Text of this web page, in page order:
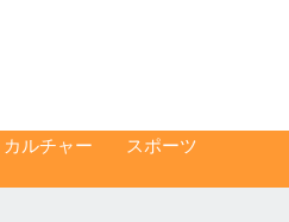
カルチャー
スポーツ